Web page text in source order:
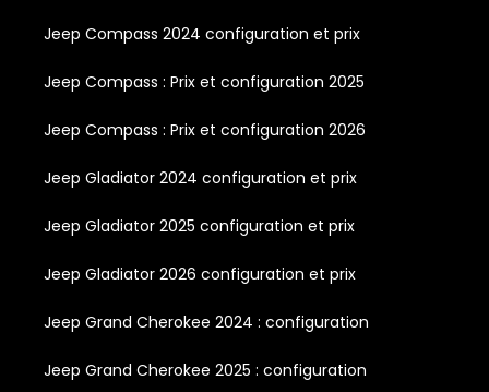
Jeep Compass 2024 configuration et prix
Jeep Compass : Prix et configuration 2025
Jeep Compass : Prix et configuration 2026
Jeep Gladiator 2024 configuration et prix
Jeep Gladiator 2025 configuration et prix
Jeep Gladiator 2026 configuration et prix
Jeep Grand Cherokee 2024 : configuration
Jeep Grand Cherokee 2025 : configuration